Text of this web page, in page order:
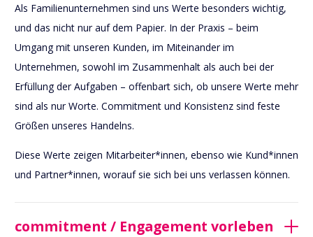
Als Familienunternehmen sind uns Werte besonders wichtig,
und das nicht nur auf dem Papier. In der Praxis – beim
Umgang mit unseren Kunden, im Miteinander im
Unternehmen, sowohl im Zusammenhalt als auch bei der
Erfüllung der Aufgaben – offenbart sich, ob unsere Werte mehr
sind als nur Worte. Commitment und Konsistenz sind feste
Größen unseres Handelns.
Diese Werte zeigen Mitarbeiter*innen, ebenso wie Kund*innen
und Partner*innen, worauf sie sich bei uns verlassen können.
commitment / Engagement vorleben